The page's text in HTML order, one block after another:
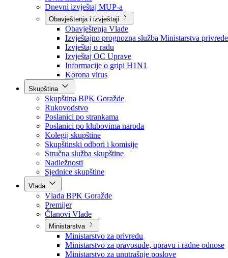
Konkursi i oglasi
Javni pozivi
Javne nabavke
Dnevni izvještaj MUP-a
Obavještenja i izvještaji
Obavještenja Vlade
Izvještajno prognozna služba Ministarstva privrede
Izvještaj o radu
Izvještaj OC Uprave
Informacije o gripi H1N1
Korona virus
Skupština
Skupština BPK Goražde
Rukovodstvo
Poslanici po strankama
Poslanici po klubovima naroda
Kolegij skupštine
Skupštinski odbori i komisije
Stručna služba skupštine
Nadležnosti
Sjednice skupštine
Vlada
Vlada BPK Goražde
Premijer
Članovi Vlade
Ministarstva